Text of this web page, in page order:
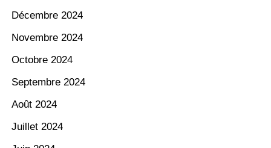
Décembre 2024
Novembre 2024
Octobre 2024
Septembre 2024
Août 2024
Juillet 2024